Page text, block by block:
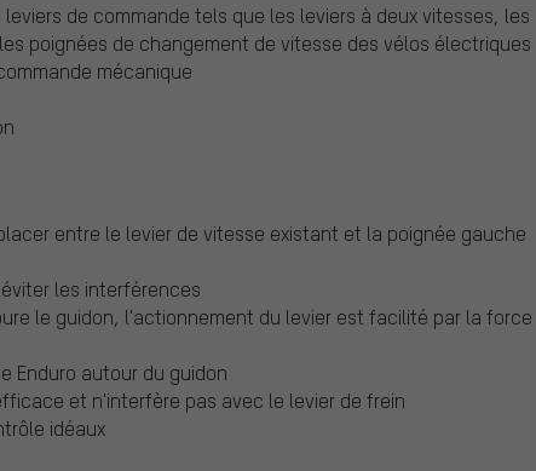
de commande tels que les leviers à deux vitesses, les
poignées de changement de vitesse des vélos électriques
mécanique
entre le levier de vitesse existant et la poignée gauche
les interférences
le guidon, l'actionnement du levier est facilité par la force
Enduro autour du guidon
et n'interfère pas avec le levier de frein
idéaux